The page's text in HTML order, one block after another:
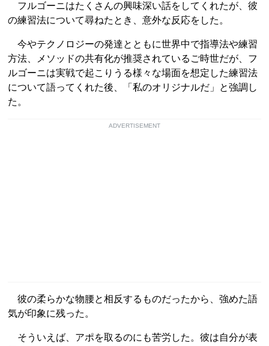
フルゴーニはたくさんの興味深い話をしてくれたが、彼
の練習法について尋ねたとき、意外な反応をした。
今やテクノロジーの発達とともに世界中で指導法や練習
方法、メソッドの共有化が推奨されているご時世だが、フ
ルゴーニは実戦で起こりうる様々な場面を想定した練習法
について語ってくれた後、「私のオリジナルだ」と強調し
た。
ADVERTISEMENT
彼の柔らかな物腰と相反するものだったから、強めた語
気が印象に残った。
そういえば、アポを取るのにも苦労した。彼は自分が表